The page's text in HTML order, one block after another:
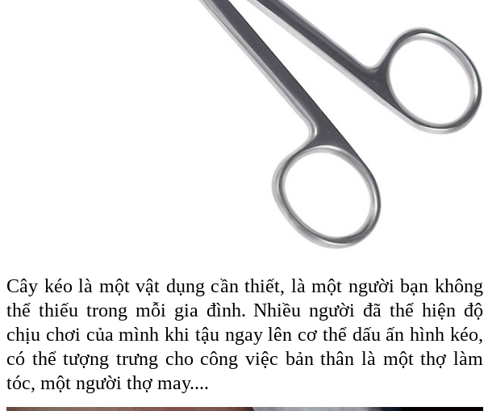
Cây kéo là một vật dụng cần thiết, là một người bạn không
thể thiếu trong mỗi gia đình. Nhiều người đã thể hiện độ
chịu chơi của mình khi tậu ngay lên cơ thể dấu ấn hình kéo,
có thể tượng trưng cho công việc bản thân là một thợ làm
tóc, một người thợ may....